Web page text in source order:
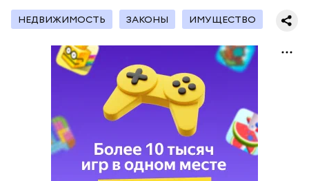
НЕДВИЖИМОСТЬ ЗАКОНЫ ИМУЩЕСТВО
кабачок;
петрушка;
лишним весом.